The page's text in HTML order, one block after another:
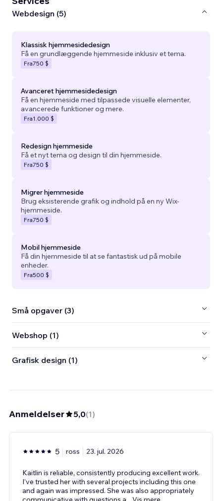
Webdesign (5)
Klassisk hjemmesidedesign
Få en grundlæggende hjemmeside inklusiv et tema.
Fra750 $
Avanceret hjemmesidedesign
Få en hjemmeside med tilpassede visuelle elementer,
avancerede funktioner og mere.
Fra1.000 $
Redesign hjemmeside
Få et nyt tema og design til din hjemmeside.
Fra750 $
Migrer hjemmeside
Brug eksisterende grafik og indhold på en ny Wix-
hjemmeside.
Fra750 $
Mobil hjemmeside
Få din hjemmeside til at se fantastisk ud på mobile
enheder.
Fra500 $
Små opgaver (3)
Webshop (1)
Grafisk design (1)
Anmeldelser 5,0(1)
5 ross 23. jul. 2026
Kaitlin is reliable, consistently producing excellent work.
I’ve trusted her with several projects including this one
and again was impressed. She was also appropriately